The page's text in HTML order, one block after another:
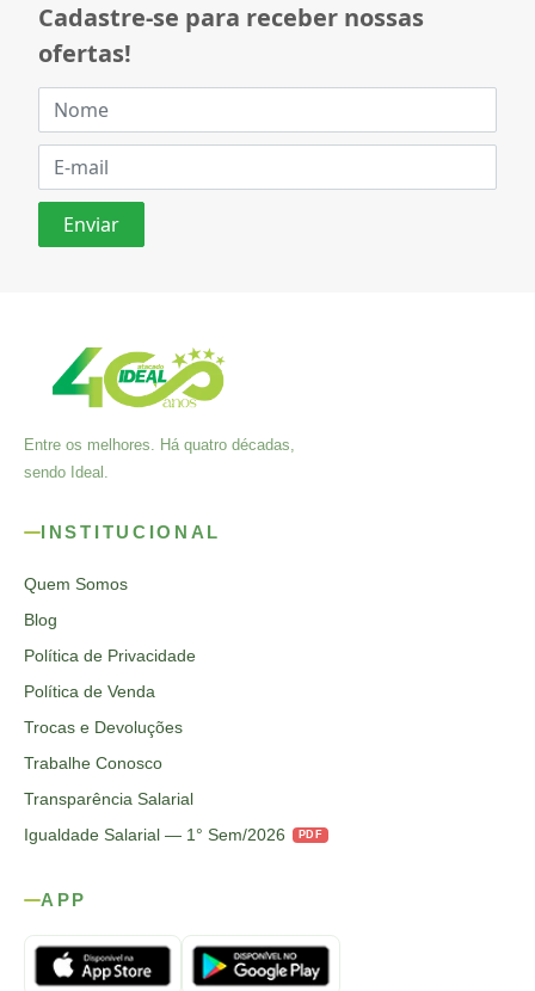
Cadastre-se para receber nossas
ofertas!
Entre os melhores. Há quatro décadas,
sendo Ideal.
INSTITUCIONAL
Quem Somos
Blog
Política de Privacidade
Política de Venda
Trocas e Devoluções
Trabalhe Conosco
Transparência Salarial
Igualdade Salarial — 1° Sem/2026
PDF
APP